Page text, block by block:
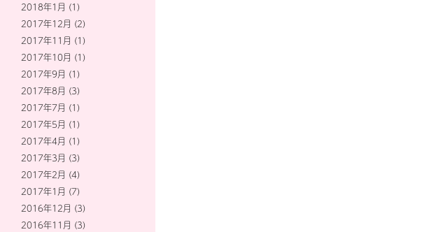
2018年1月 (1)
2017年12月 (2)
2017年11月 (1)
2017年10月 (1)
2017年9月 (1)
2017年8月 (3)
2017年7月 (1)
2017年5月 (1)
2017年4月 (1)
2017年3月 (3)
2017年2月 (4)
2017年1月 (7)
2016年12月 (3)
2016年11月 (3)